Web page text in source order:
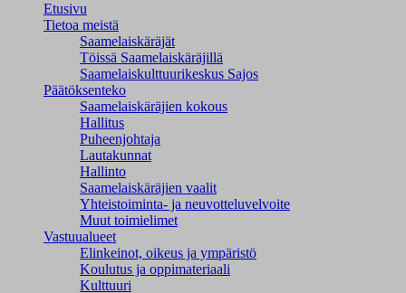
Etusivu
Tietoa meistä
Saamelaiskäräjät
Töissä Saamelaiskäräjillä
Saamelaiskulttuuri­keskus Sajos
Päätöksenteko
Saamelaiskäräjien kokous
Hallitus
Puheenjohtaja
Lautakunnat
Hallinto
Saamelaiskäräjien vaalit
Yhteistoiminta- ja neuvotteluvelvoite
Muut toimielimet
Vastuualueet
Elinkeinot, oikeus ja ympäristö
Koulutus ja oppimateriaali
Kulttuuri